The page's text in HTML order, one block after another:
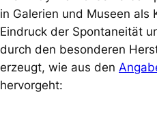
in Galerien und Museen als
Eindruck der Spontaneität
durch den besonderen
erzeugt, wie aus den
hervorgeht: